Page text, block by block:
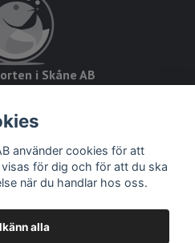
i Skåne AB
Tyringe
8832
använder cookies för att
för dig och för att du ska
när du handlar hos oss.
alla